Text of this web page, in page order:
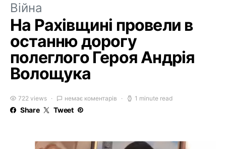
Війна
На Рахівщині провели в
останню дорогу
полеглого Героя Андрія
Волощука
722 views немає коментарів 1 minute read
Share Tweet